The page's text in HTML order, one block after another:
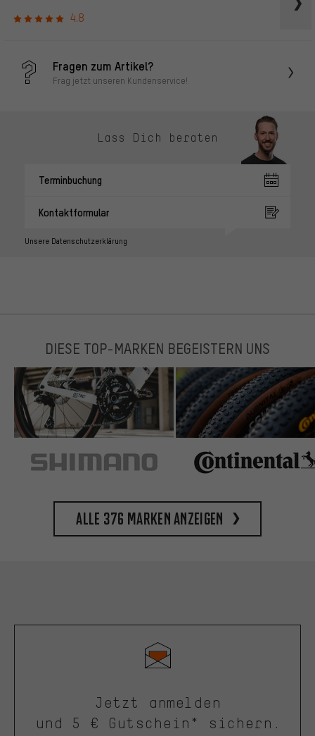
4.8
Fragen zum Artikel?
Frag jetzt unseren Kundenservice!
Lass Dich beraten
Terminbuchung
Kontaktformular
Unsere Datenschutzerklärung
DIESE TOP-MARKEN BEGEISTERN UNS
Alle 376 Marken anzeigen
Jetzt anmelden
und 5 € Gutschein* sichern.